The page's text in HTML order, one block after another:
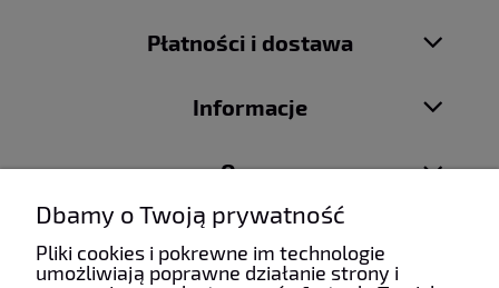
Płatności i dostawa
Informacje
O nas
Dbamy o Twoją prywatność
Pliki cookies i pokrewne im technologie
umożliwiają poprawne działanie strony i